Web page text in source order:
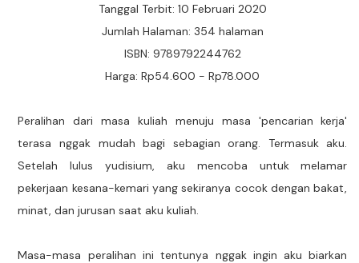
Tanggal Terbit: 10 Februari 2020
Jumlah Halaman: 354 halaman
ISBN: 9789792244762
Harga: Rp54.600 - Rp78.000
Peralihan dari masa kuliah menuju masa 'pencarian kerja'
terasa nggak mudah bagi sebagian orang. Termasuk aku.
Setelah lulus yudisium, aku mencoba untuk melamar
pekerjaan kesana-kemari yang sekiranya cocok dengan bakat,
minat, dan jurusan saat aku kuliah.
Masa-masa peralihan ini tentunya nggak ingin aku biarkan